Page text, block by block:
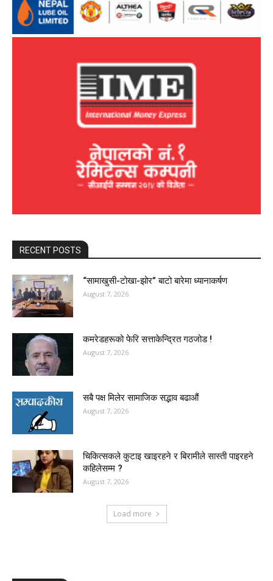
RECENT POSTS
“सामाखुसी-टोखा-झोर” बाटो बारेमा ध्यानाकर्षण
August 7, 2026
कमरेडहरूको फेरि सत्ताकेन्द्रित गठजोड !
August 7, 2026
सबै पक्ष मिलेर सामाजिक सद्भाव बढाऔं
August 7, 2026
चिकित्सकले कुटाइ खाइरहने र बिरामीले सास्ती पाइरहने
कहिलेसम्म ?
August 7, 2026
Load more